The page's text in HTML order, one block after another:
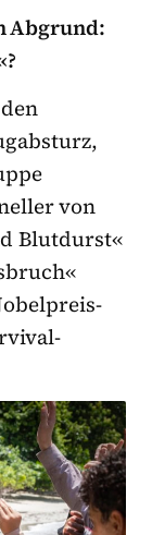
Abgrund:
von
Blutdurst«